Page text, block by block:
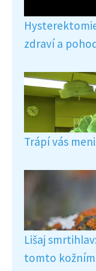
zdraví a
Trápí vás
Lišaj
tomto